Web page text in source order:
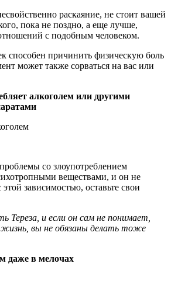
раскаяние, не стоит вашей
пока не поздно, а еще лучше,
с подобным человеком.
способен причинить физическую боль
может также сорваться на вас или
алкоголем или другими
со злоупотреблением
веществами, и он не
этой зависимостью, оставьте свои
Тереза, и если он сам не понимает,
вы не обязаны делать тоже
даже в мелочах